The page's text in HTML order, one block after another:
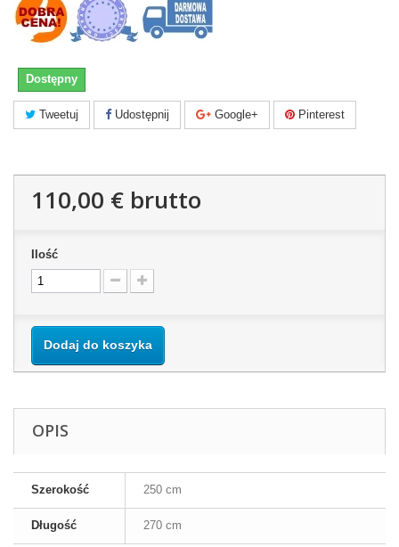
Dostępny
Tweetuj Udostępnij Google+ Pinterest
110,00 € brutto
Ilość
Dodaj do koszyka
OPIS
Szerokość 250 cm
Długość 270 cm